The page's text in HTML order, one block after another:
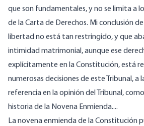
que son fundamentales, y no se limita a
de la Carta de Derechos. Mi conclusión
libertad no está tan restringido, y que
intimidad matrimonial, aunque ese
explícitamente en la Constitución, está
numerosas decisiones de este Tribunal, a
referencia en la opinión del Tribunal,
historia de la Novena Enmienda....
La novena enmienda de la Constitución